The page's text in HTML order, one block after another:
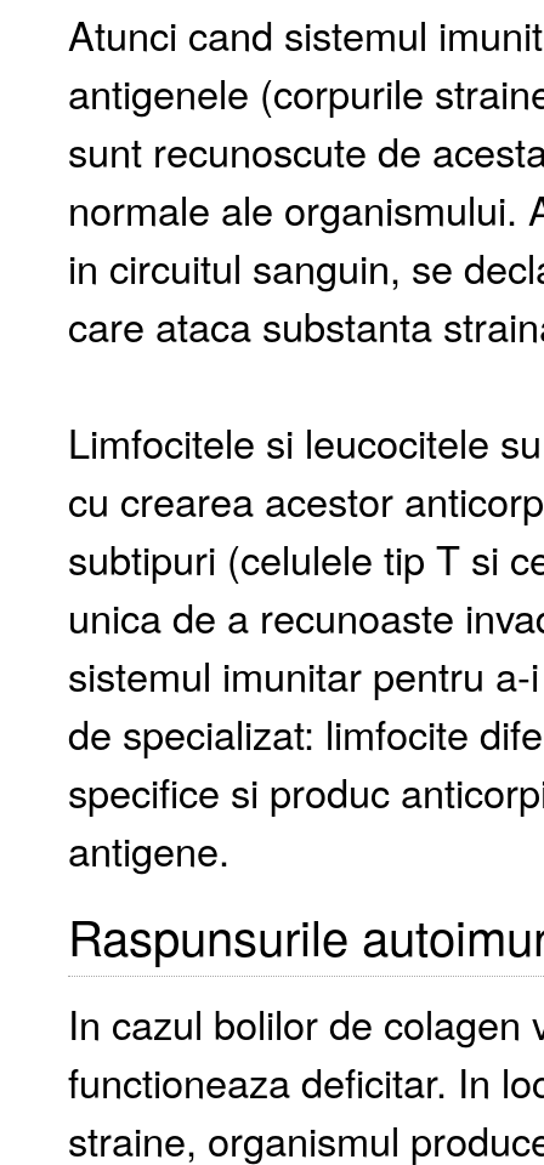
Atunci cand sistemul
antigenele (corpurile
sunt recunoscute de
normale ale organismului.
in circuitul sanguin, se
care ataca substanta
Limfocitele si leucocitele
cu crearea acestor
subtipuri (celulele tip T si
unica de a recunoaste
sistemul imunitar pentru
de specializat: limfocite
specifice si produc
antigene.
Raspunsurile
In cazul bolilor de colagen
functioneaza deficitar. In
straine, organismul